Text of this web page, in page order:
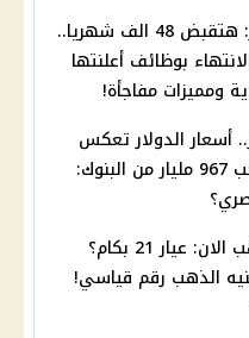
انتهز فرصة العمر: هتقبض 48 الف شهريا..
بوظائف أعلنتها
ومميزات مفاجأة!
أسعار الدولار تعكس
التوقعات بعد سحب 967 مليار من البنوك:
ارتفاع أسعار الذهب الان: عيار 21 بكام؟
الذهب رقم قياسي!